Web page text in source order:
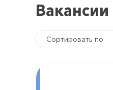
Сортировать по